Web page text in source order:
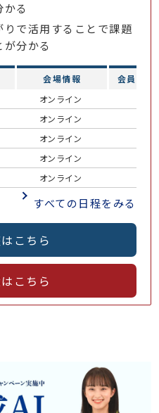
る
で活用することで課題
分かる
会場情報 会員価格
オンライン
オンライン
オンライン
オンライン
オンライン
すべての日程をみる
こちら
こちら